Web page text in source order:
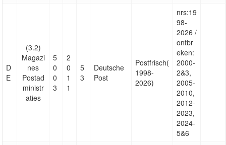
D
E
(3.2)
Magazi
nes
Postad
ministr
aties
5
0
0
3
2
0
1
1
5
3
Deutsche
Post
Postfrisch(
1998-
2026)
nrs:19
98-
2026 /
ontbr
eken:
2000-
2&3,
2005-
2010,
2012-
2023,
2024-
5&6